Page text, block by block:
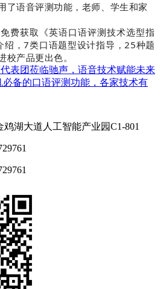
了语音评测功能，老师、学生和家
费获取《英语口语评测技术选型指
，7类口语题型设计指导，25种题
产品更出色。
表团莅临驰声，语音技术赋能未来
必备的口语评测功能，各家技术有
湖大道人工智能产业园C1-801